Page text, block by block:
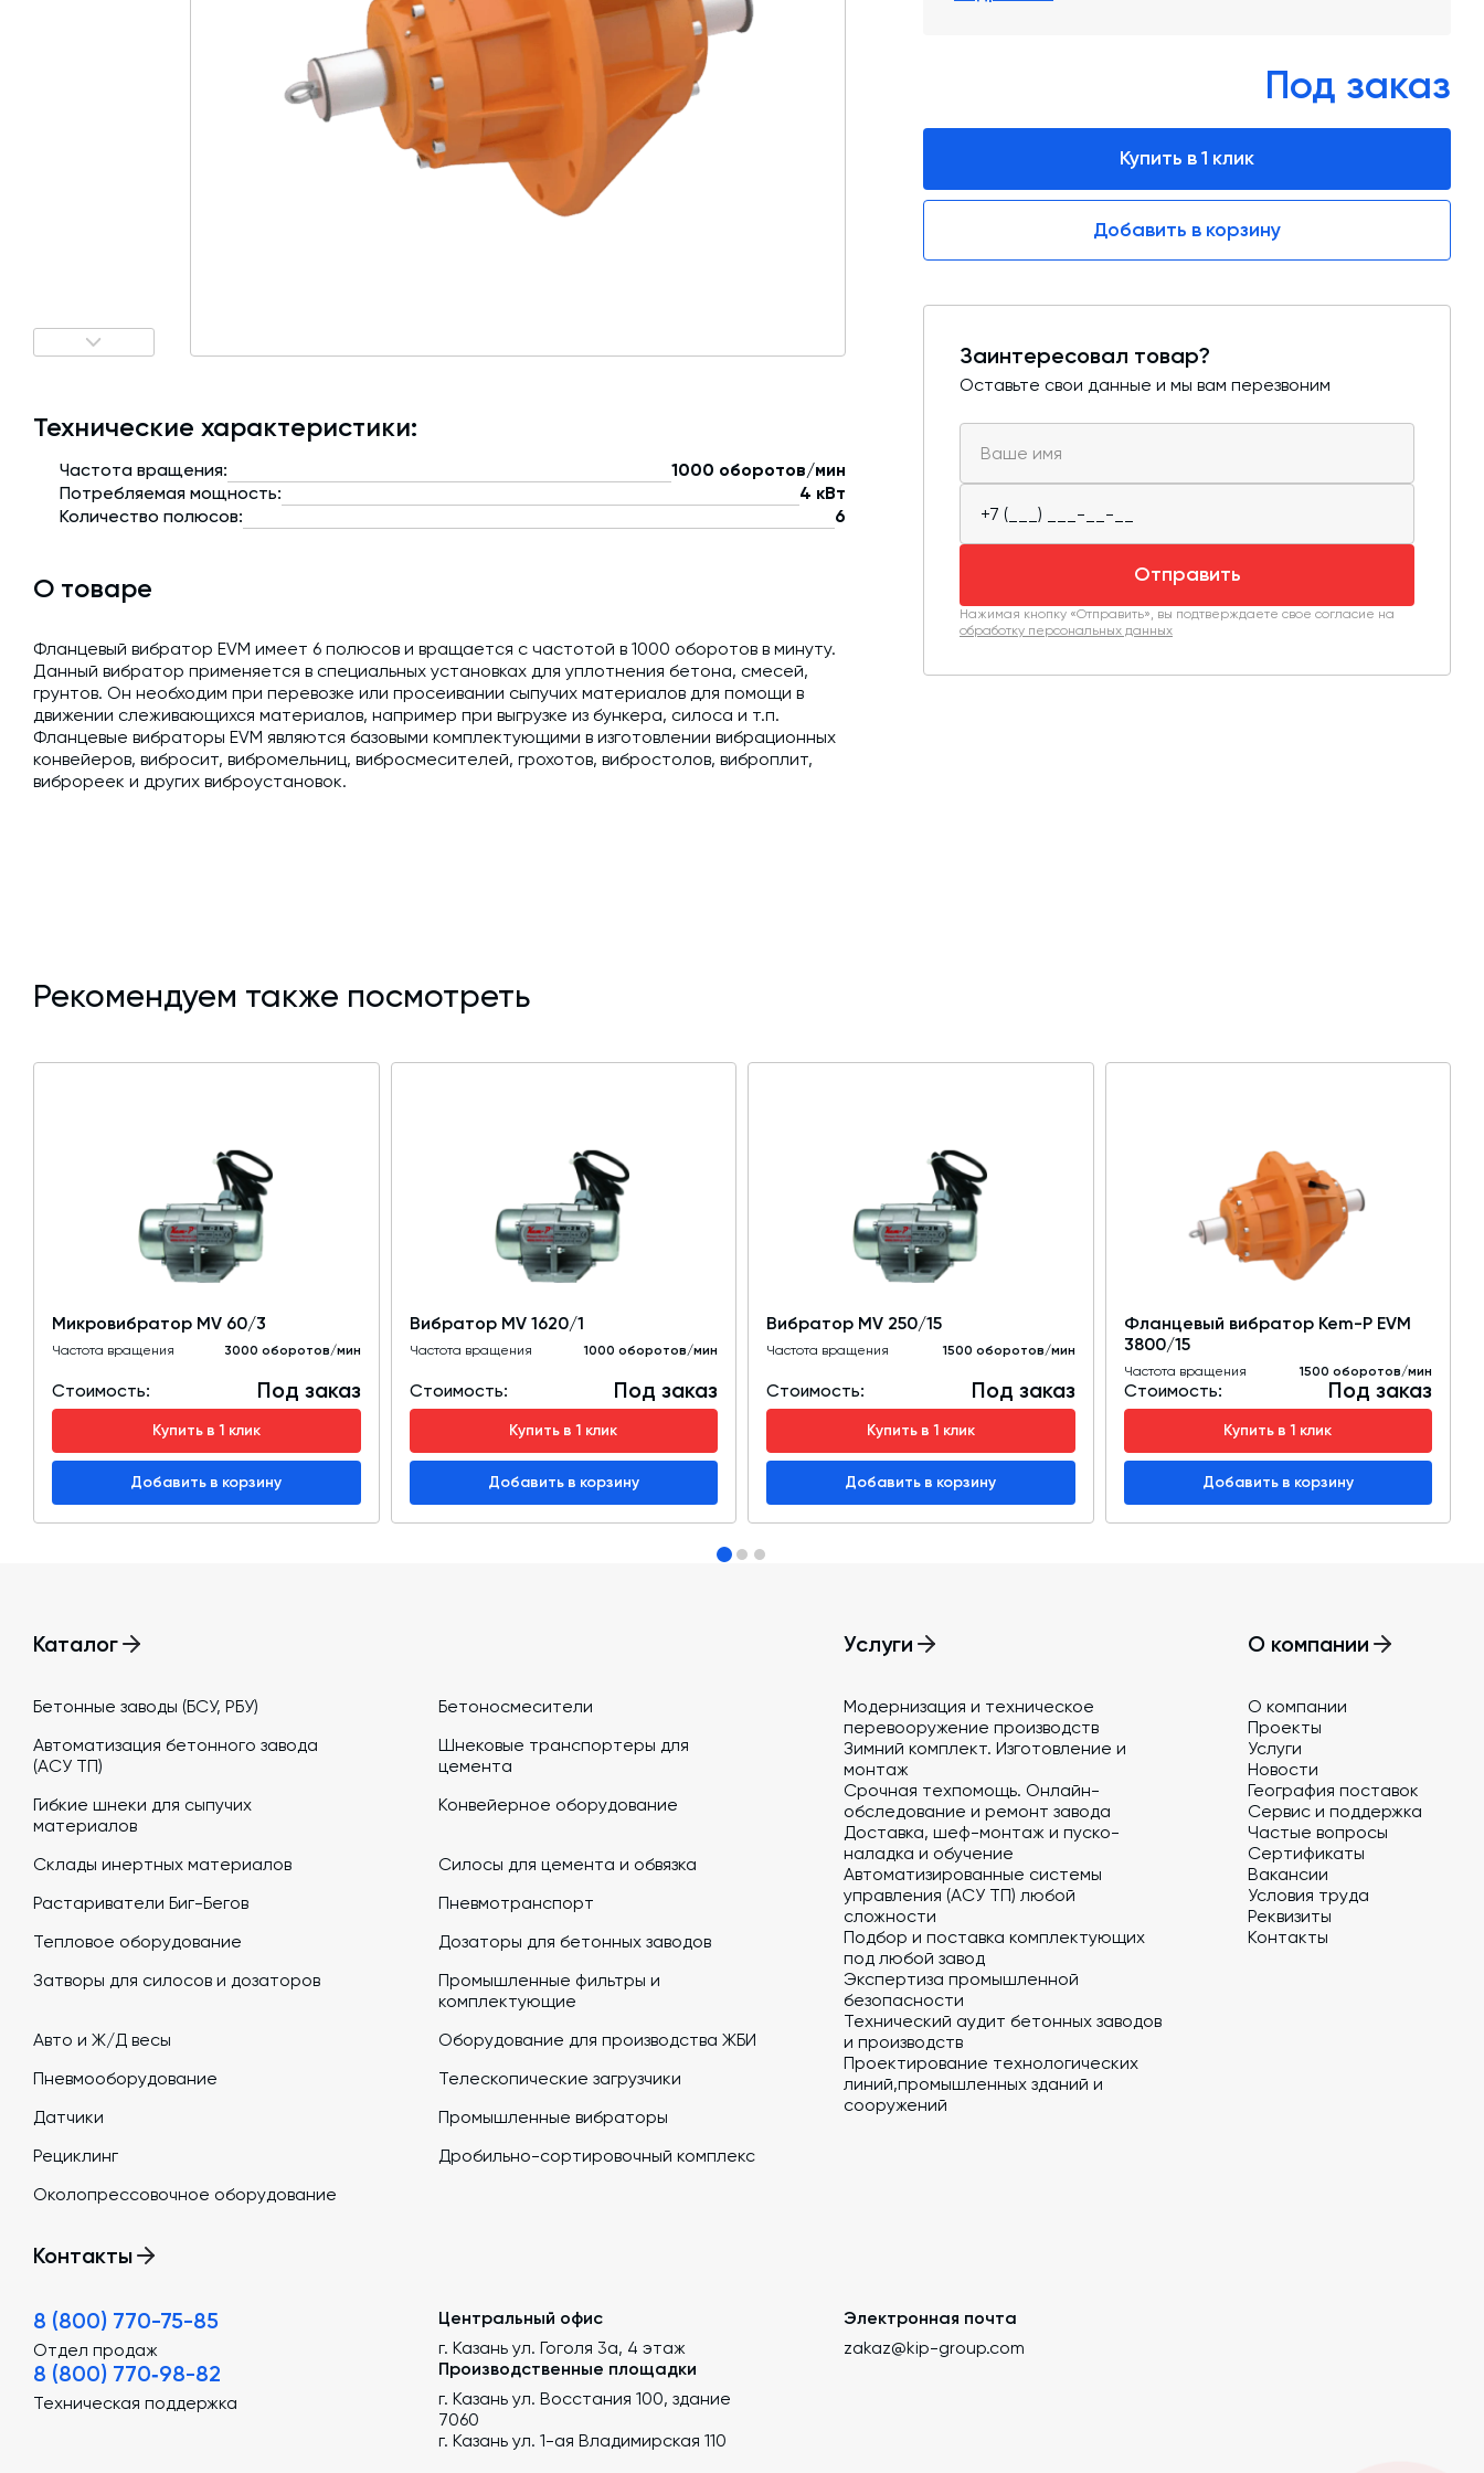
Промышленные фильтры и комплектующие
Оборудование для производства ЖБИ
Телескопические загрузчики
Промышленные вибраторы
Дробильно-сортировочный комплекс
Технический аудит бетонных заводов и
Технические характеристики:
Частота вращения:
1000 оборотов/мин
Потребляемая мощность:
4 кВт
Количество полюсов:
6
О товаре
Фланцевый вибратор EVM имеет 6 полюсов и вращается с частотой в 1000 оборотов в минуту.
Данный вибратор применяется в специальных установках для уплотнения бетона, смесей,
грунтов. Он необходим при перевозке или просеивании сыпучих материалов для помощи в
движении слеживающихся материалов, например при выгрузке из бункера, силоса и т.п.
Фланцевые вибраторы EVM являются базовыми комплектующими в изготовлении вибрационных
конвейеров, вибросит, вибромельниц, вибросмесителей, грохотов, вибростолов, виброплит,
виброреек и других виброустановок.
Под заказ
Купить в 1 клик
Добавить в корзину
Заинтересовал товар?
Оставьте свои данные и мы вам перезвоним
Отправить
Нажимая кнопку «Отправить», вы подтверждаете свое согласие на
обработку персональных данных
Рекомендуем также посмотреть
Микровибратор МV 60/3
Частота вращения 3000 оборотов/мин
Стоимость: Под заказ
Купить в 1 клик
Добавить в корзину
Вибратор МV 1620/1
Частота вращения 1000 оборотов/мин
Стоимость: Под заказ
Купить в 1 клик
Добавить в корзину
Вибратор МV 250/15
Частота вращения 1500 оборотов/мин
Стоимость: Под заказ
Купить в 1 клик
Добавить в корзину
Фланцевый вибратор Kem-P EVM
3800/15
Частота вращения 1500 оборотов/мин
Стоимость: Под заказ
Купить в 1 клик
Добавить в корзину
Каталог
Бетонные заводы (БСУ, РБУ)
Бетоносмесители
Автоматизация бетонного завода
(АСУ ТП)
Шнековые транспортеры для
цемента
Гибкие шнеки для сыпучих
материалов
Конвейерное оборудование
Склады инертных материалов
Силосы для цемента и обвязка
Растариватели Биг-Бегов
Пневмотранспорт
Тепловое оборудование
Дозаторы для бетонных заводов
Затворы для силосов и дозаторов
Промышленные фильтры и
комплектующие
Авто и Ж/Д весы
Оборудование для производства ЖБИ
Пневмооборудование
Телескопические загрузчики
Датчики
Промышленные вибраторы
Рециклинг
Дробильно-сортировочный комплекс
Околопрессовочное оборудование
Услуги
Модернизация и техническое
перевооружение производств
Зимний комплект. Изготовление и
монтаж
Срочная техпомощь. Онлайн-
обследование и ремонт завода
Доставка, шеф-монтаж и пуско-
наладка и обучение
Автоматизированные системы
управления (АСУ ТП) любой
сложности
Подбор и поставка комплектующих
под любой завод
Экспертиза промышленной
безопасности
Технический аудит бетонных заводов
и производств
Проектирование технологических
линий,промышленных зданий и
сооружений
О компании
О компании
Проекты
Услуги
Новости
География поставок
Сервис и поддержка
Частые вопросы
Сертификаты
Вакансии
Условия труда
Реквизиты
Контакты
Контакты
8 (800) 770-75-85
Отдел продаж
8 (800) 770‑98-82
Техническая поддержка
Центральный офис
г. Казань ул. Гоголя 3а, 4 этаж
Производственные площадки
г. Казань ул. Восстания 100, здание
7060
г. Казань ул. 1-ая Владимирская 110
Электронная почта
zakaz@kip-group.com